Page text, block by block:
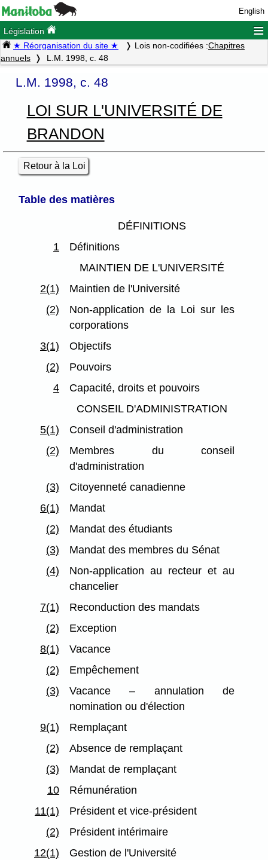
English
Législation ≡
★ Réorganisation du site ★ Lois non-codifiées :Chapitres
annuels
L.M. 1998, c. 48
L.M. 1998, c. 48
LOI SUR L'UNIVERSITÉ DE
BRANDON
Retour à la Loi
Table des matières
DÉFINITIONS
1
Définitions
MAINTIEN DE L'UNIVERSITÉ
2(1)
Maintien de l'Université
(2)
Non-application de la Loi sur les
corporations
3(1)
Objectifs
(2)
Pouvoirs
4
Capacité, droits et pouvoirs
CONSEIL D'ADMINISTRATION
5(1)
Conseil d'administration
(2)
Membres du conseil
d'administration
(3)
Citoyenneté canadienne
6(1)
Mandat
(2)
Mandat des étudiants
(3)
Mandat des membres du Sénat
(4)
Non-application au recteur et au
chancelier
7(1)
Reconduction des mandats
(2)
Exception
8(1)
Vacance
(2)
Empêchement
(3)
Vacance – annulation de
nomination ou d'élection
9(1)
Remplaçant
(2)
Absence de remplaçant
(3)
Mandat de remplaçant
10
Rémunération
11(1)
Président et vice-président
(2)
Président intérimaire
12(1)
Gestion de l'Université